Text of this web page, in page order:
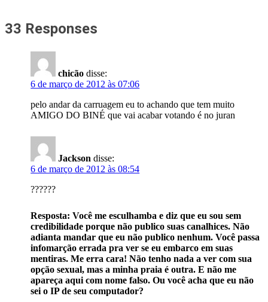
33 Responses
chicão disse:
6 de março de 2012 às 07:06
pelo andar da carruagem eu to achando que tem muito
AMIGO DO BINÉ que vai acabar votando é no juran
Jackson disse:
6 de março de 2012 às 08:54
??????
Resposta: Você me esculhamba e diz que eu sou sem
credibilidade porque não publico suas canalhices. Não
adianta mandar que eu não publico nenhum. Você passa
infomarção errada pra ver se eu embarco em suas
mentiras. Me erra cara! Não tenho nada a ver com sua
opção sexual, mas a minha praia é outra. E não me
apareça aqui com nome falso. Ou você acha que eu não
sei o IP de seu computador?